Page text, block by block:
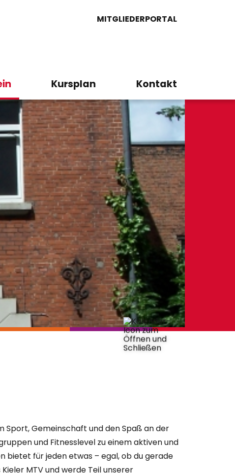
Kursplan Kontakt
MITGLIEDERPORTAL
Sport, Gemeinschaft und den Spaß an der
und Fitnesslevel zu einem aktiven und
bietet für jeden etwas – egal, ob du gerade
MTV und werde Teil unserer